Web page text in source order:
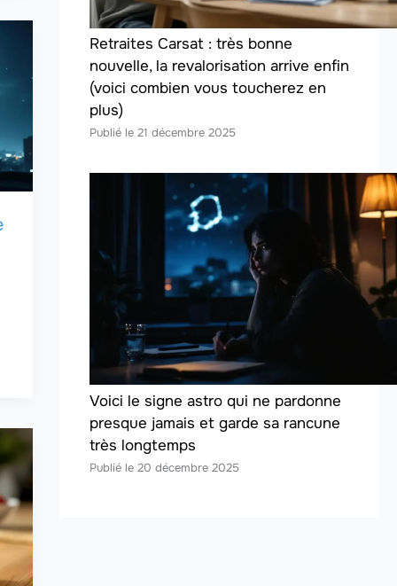
Retraites Carsat : très bonne
nouvelle, la revalorisation arrive enfin
(voici combien vous toucherez en
plus)
21 décembre 2025
Voici le signe astro qui ne pardonne
presque jamais et garde sa rancune
très longtemps
20 décembre 2025